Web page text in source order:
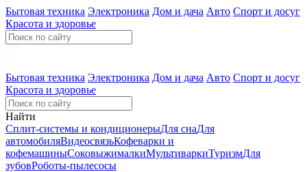
Бытовая техника Электроника Дом и дача Авто Спорт и досуг
Красота и здоровье
Бытовая техника Электроника Дом и дача Авто Спорт и досуг
Красота и здоровье
Найти
Сплит-системы и кондиционерыДля снаДля
автомобиляВидеосвязьКофеварки и
кофемашиныСоковыжималкиМультиваркиТуризмДля
зубовРоботы-пылесосы